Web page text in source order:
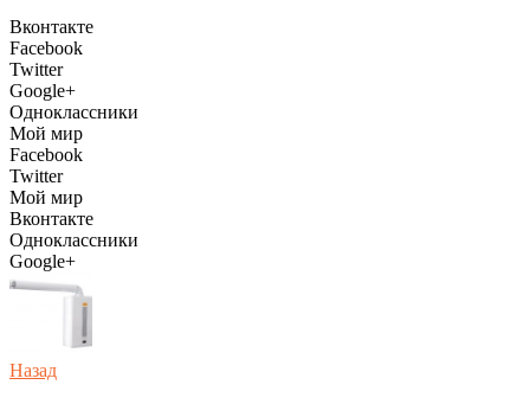
Вконтакте
Facebook
Twitter
Google+
Одноклассники
Мой мир
Facebook
Twitter
Мой мир
Вконтакте
Одноклассники
Google+
Назад